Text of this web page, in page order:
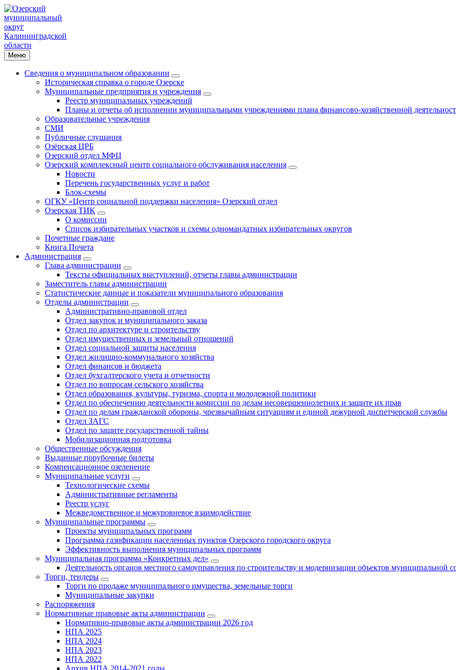
Меню
Сведения о муниципальном образовании
Историческая справка о городе Озерске
Муниципальные предприятия и учреждения
Реестр муниципальных учреждений
Планы и отчеты об исполнении муниципальными учреждениями плана финансово-хозяйственной
Образовательные учреждения
СМИ
Публичные слушания
Озёрская ЦРБ
Озерский отдел МФЦ
Озерский комплексный центр социального обслуживания населения
Новости
Перечень государственных услуг и работ
Блок-схемы
ОГКУ «Центр социальной поддержки населения» Озерский отдел
Озерская ТИК
О комиссии
Список избирательных участков и схемы одномандатных избирательных округов
Почетные граждане
Книга Почета
Администрация
Глава администрации
Тексты официальных выступлений, отчеты главы администрации
Заместитель главы администрации
Статистические данные и показатели муниципального образования
Отделы администрации
Административно-правовой отдел
Отдел закупок и муниципального заказа
Отдел по архитектуре и строительству
Отдел имущественных и земельный отношений
Отдел социальной защиты населения
Отдел жилищно-коммунального хозяйства
Отдел финансов и бюджета
Отдел бухгалтерского учета и отчетности
Отдел по вопросам сельского хозяйства
Отдел образования, культуры, туризма, спорта и молодежной политики
Отдел по обеспечению деятельности комиссии по делам несовершеннолетних и защите их прав
Отдел по делам гражданской обороны, чрезвычайным ситуациям и единой дежурной диспетчерской службы
Отдел ЗАГС
Отдел по защите государственной тайны
Мобилизационная подготовка
Общественные обсуждения
Выданные порубочные билеты
Компенсационное озеленение
Муниципальные услуги
Технологические схемы
Административные регламенты
Реестр услуг
Межведомственное и межуровневое взаимодействие
Муниципальные программы
Проекты муниципальных программ
Программа газификации населенных пунктов Озерского городского округа
Эффективность выполнения муниципальных программ
Муниципальная программа «Конкретных дел»
Деятельность органов местного самоуправления по строительству и модернизации объектов муниципальной
Торги, тендеры
Торги по продаже муниципального имущества, земельные торги
Муниципальные закупки
Распоряжения
Нормативные правовые акты администрации
Нормативно-правовые акты администрации 2026 год
НПА 2025
НПА 2024
НПА 2023
НПА 2022
Архив НПА 2014-2021 годы